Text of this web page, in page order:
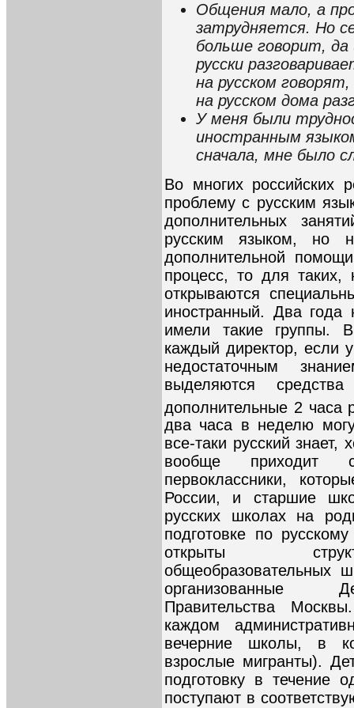
Общения мало, а
затрудняется. Но
больше говорит,
русски
на русском
на русском дома
У меня были
иностранным
сначала, мне было
Во многих российских
проблему с русским
дополнительных
русским языком, но
дополнительной
процесс, то для
открываются
иностранный. Два
имели такие группы.
каждый директор, если
недостаточным
выделяются
дополнительные 2 часа
два часа в неделю
все-таки русский знает,
вообще приходит
первоклассники,
России, и старшие
русских школах на
подготовке по
открыты
общеобразовательных
организованные
Правительства
каждом
вечерние школы, в
взрослые мигранты).
подготовку в течение
поступают в